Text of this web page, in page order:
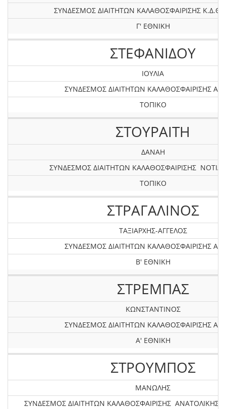
ΣΥΝΔΕΣΜΟΣ ΔΙΑΙΤΗΤΩΝ ΚΑΛΑΘΟΣΦΑΙΡΙΣΗΣ
Γ' ΕΘΝΙΚΗ
ΣΤΕΦΑΝΙΔΟΥ
ΙΟΥΛΙΑ
ΣΥΝΔΕΣΜΟΣ ΔΙΑΙΤΗΤΩΝ ΚΑΛΑΘΟΣΦΑΙΡΙΣΗΣ
ΤΟΠΙΚΟ
ΣΤΟΥΡΑΙΤΗ
ΔΑΝΑΗ
ΣΥΝΔΕΣΜΟΣ ΔΙΑΙΤΗΤΩΝ ΚΑΛΑΘΟΣΦΑΙΡΙΣΗΣ
ΤΟΠΙΚΟ
ΣΤΡΑΓΑΛΙΝΟΣ
ΤΑΞΙΑΡΧΗΣ-ΑΓΓΕΛΟΣ
ΣΥΝΔΕΣΜΟΣ ΔΙΑΙΤΗΤΩΝ ΚΑΛΑΘΟΣΦΑΙΡΙΣΗΣ
Β' ΕΘΝΙΚΗ
ΣΤΡΕΜΠΑΣ
ΚΩΝΣΤΑΝΤΙΝΟΣ
ΣΥΝΔΕΣΜΟΣ ΔΙΑΙΤΗΤΩΝ ΚΑΛΑΘΟΣΦΑΙΡΙΣΗΣ
Α' ΕΘΝΙΚΗ
ΣΤΡΟΥΜΠΟΣ
ΜΑΝΩΛΗΣ
ΣΥΝΔΕΣΜΟΣ ΔΙΑΙΤΗΤΩΝ ΚΑΛΑΘΟΣΦΑΙΡΙΣΗΣ